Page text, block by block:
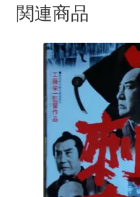
関連商品